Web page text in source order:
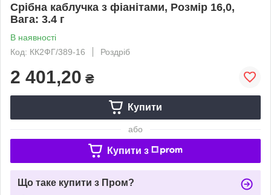
Срібна каблучка з фіанітами, Розмір 16,0,
Вага: 3.4 г
В наявності
Код: КК2ФГ/389-16
Роздріб
2 401,20 ₴
Купити
або
Купити з
Що таке купити з Пром?